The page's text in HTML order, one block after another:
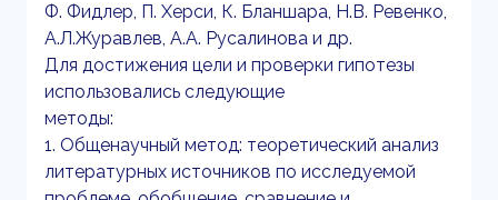
Ф. Фидлер, П. Херси, К. Бланшара, Н.В. Ревенко,
А.Л.Журавлев, А.А. Русалинова и др.
Для достижения цели и проверки гипотезы
использовались следующие
методы:
1. Общенаучный метод: теоретический анализ
литературных источников по исследуемой